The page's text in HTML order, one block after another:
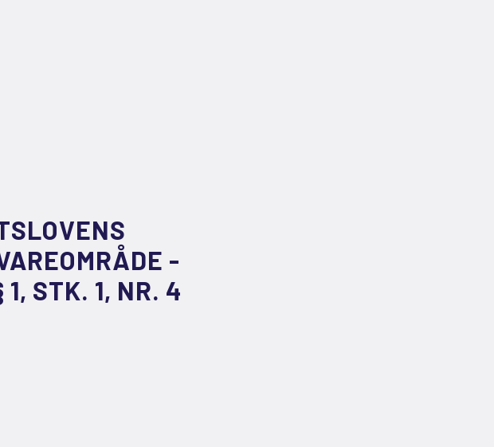
-
STK. 1, NR. 4